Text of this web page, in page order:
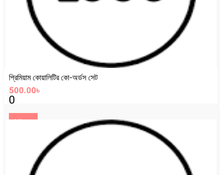
প্রিমিয়াম কোয়ালিটির কো-অর্ডস সেট
500.00৳
0
View